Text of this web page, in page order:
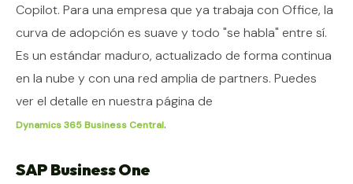
Copilot. Para una empresa que ya trabaja con Office, la
curva de adopción es suave y todo "se habla" entre sí.
Es un estándar maduro, actualizado de forma continua
en la nube y con una red amplia de partners. Puedes
ver el detalle en nuestra página de
Dynamics 365 Business Central.
SAP Business One